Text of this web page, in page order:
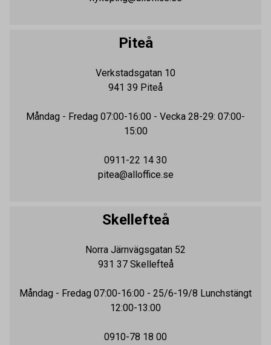
Piteå
Verkstadsgatan 10
941 39 Piteå
Måndag - Fredag 07:00-16:00 - Vecka 28-29: 07:00-
15:00
0911-22 14 30
pitea@alloffice.se
Skellefteå
Norra Järnvägsgatan 52
931 37 Skellefteå
Måndag - Fredag 07:00-16:00 - 25/6-19/8 Lunchstängt
12:00-13:00
0910-78 18 00